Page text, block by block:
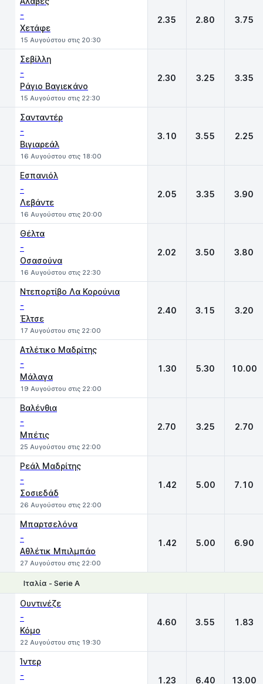
-
Χετάφε
15 Αυγούστου στις 20:30
2.35 2.80 3.75
Σεβίλλη
-
Ράγιο Βαγιεκάνο
15 Αυγούστου στις 22:30
2.30 3.25 3.35
Σανταντέρ
-
Βιγιαρεάλ
16 Αυγούστου στις 18:00
3.10 3.55 2.25
Εσπανιόλ
-
Λεβάντε
16 Αυγούστου στις 20:00
2.05 3.35 3.90
Θέλτα
-
Οσασούνα
16 Αυγούστου στις 22:30
2.02 3.50 3.80
Ντεπορτίβο Λα Κορούνια
-
Έλτσε
17 Αυγούστου στις 22:00
2.40 3.15 3.20
Ατλέτικο Μαδρίτης
-
Μάλαγα
19 Αυγούστου στις 22:00
1.30 5.30 10.00
Βαλένθια
-
Μπέτις
25 Αυγούστου στις 22:00
2.70 3.25 2.70
Ρεάλ Μαδρίτης
-
Σοσιεδάδ
26 Αυγούστου στις 22:00
1.42 5.00 7.10
Μπαρτσελόνα
-
Αθλέτικ Μπιλμπάο
27 Αυγούστου στις 22:00
1.42 5.00 6.90
Ιταλία - Serie A
Ουντινέζε
-
Κόμο
22 Αυγούστου στις 19:30
4.60 3.55 1.83
Ίντερ
- 1.23 6.40 13.00